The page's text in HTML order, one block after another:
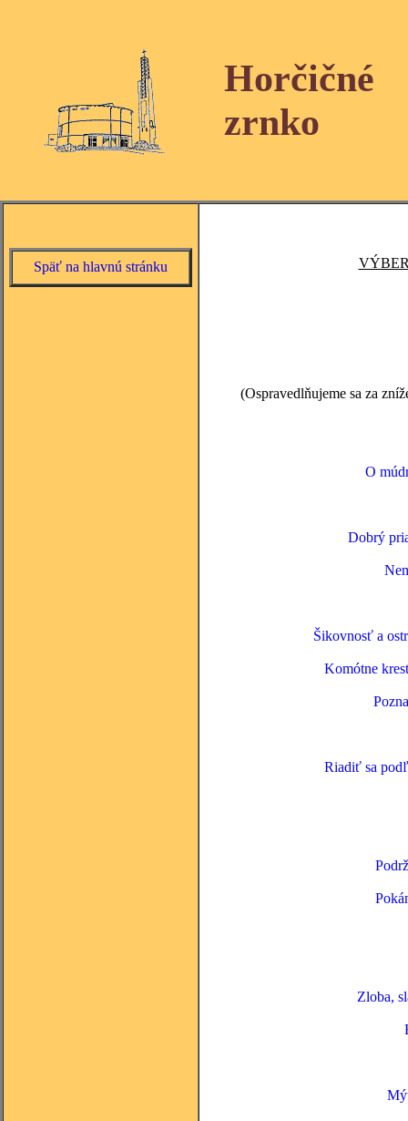
Horčičné
zrnko
Späť na hlavnú stránku
(Ospravedlňujeme sa za
O
Dobrý
Šikovnosť a
Komótne
Riadiť sa
Zloba,